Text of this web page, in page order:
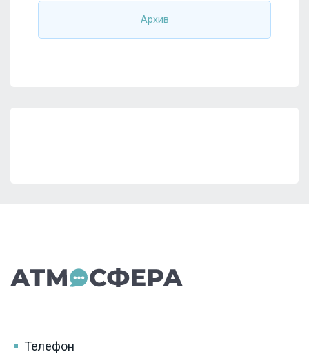
Архив
Телефон